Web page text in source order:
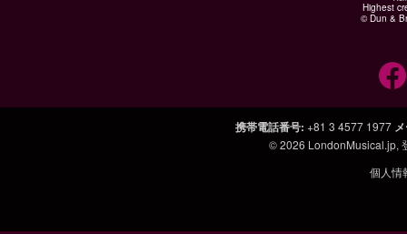
Highest
© Dun &
携帯電話番号: +81 3 4577 1977
© 2026 LondonMusical.jp,
個人情